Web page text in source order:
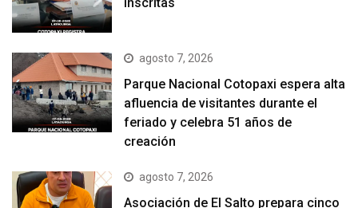
inscritas
agosto 7, 2026
Parque Nacional Cotopaxi espera alta
afluencia de visitantes durante el
feriado y celebra 51 años de
creación
agosto 7, 2026
Asociación de El Salto prepara cinco